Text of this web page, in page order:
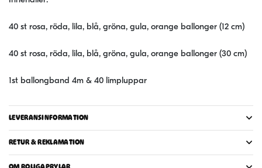
40 st rosa, röda, lila, blå, gröna, gula, orange ballonger (12 cm)
40 st rosa, röda, lila, blå, gröna, gula, orange ballonger (30 cm)
1st ballongband 4m & 40 limpluppar
LEVERANSINFORMATION
RETUR & REKLAMATION